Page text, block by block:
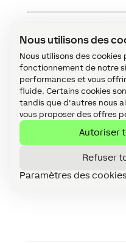
Nous utilisons des
Nous utilisons des cookies
fonctionnement de notre
performances et vous
fluide. Certains cookies
tandis que d'autres nous
vous proposer des offres
Autoriser
Refuser
Paramètres des cookies
Propriétés↑
Résumé
Direction de la